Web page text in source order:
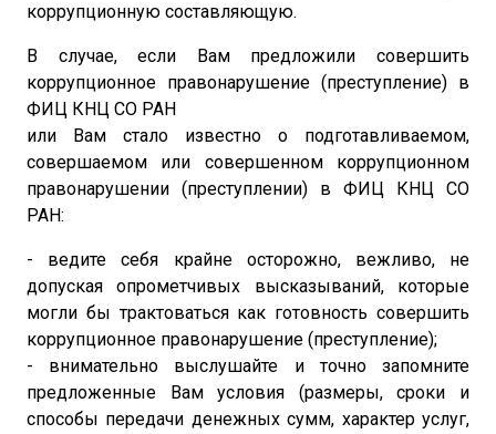
коррупционную составляющую.
В случае, если Вам предложили совершить
коррупционное правонарушение (преступление) в
ФИЦ КНЦ СО РАН
или Вам стало известно о подготавливаемом,
совершаемом или совершенном коррупционном
правонарушении (преступлении) в ФИЦ КНЦ СО
РАН:
- ведите себя крайне осторожно, вежливо, не
допуская опрометчивых высказываний, которые
могли бы трактоваться как готовность совершить
коррупционное правонарушение (преступление);
- внимательно выслушайте и точно запомните
предложенные Вам условия (размеры, сроки и
способы передачи денежных сумм, характер услуг,